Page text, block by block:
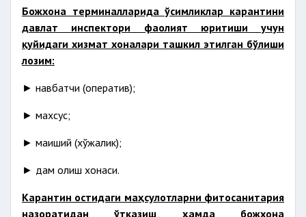
Божхона терминалларида ўсимликлар карантини
давлат инспектори фаолият юритиши учун
қуйидаги хизмат хоналари ташкил этилган бўлиши
лозим:
► навбатчи (оператив);
► махсус;
► маиший (хўжалик);
► дам олиш хонаси.
Карантин остидаги маҳсулотларни фитосанитария
назоратидан ўтказиш ҳамда божхона